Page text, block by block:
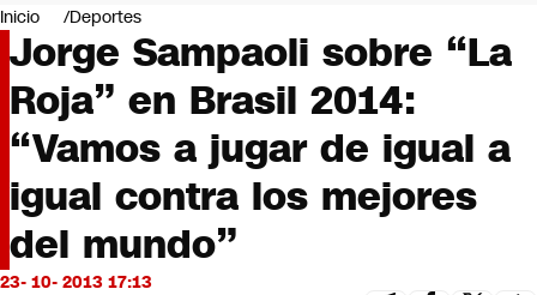
Negocios
Deportes
Programas completos
Cultura
Servicios
Bits
CNN tiempo
Futuro 360
Opinión
Inicio Deportes
Jorge Sampaoli sobre “La
Roja” en Brasil 2014:
“Vamos a jugar de igual a
igual contra los mejores
del mundo”
23- 10- 2013 17:13